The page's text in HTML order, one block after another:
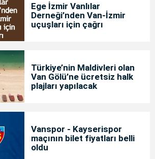
Ege İzmir Vanlılar
Derneği’nden Van-İzmir
uçuşları için çağrı
Türkiye’nin Maldivleri olan
Van Gölü’ne ücretsiz halk
plajları yapılacak
Vanspor - Kayserispor
maçının bilet fiyatları belli
oldu